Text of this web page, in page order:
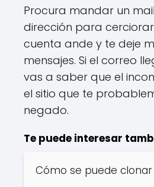
Procura mandar un
dirección para
cuenta ande y te deje
mensajes. Si el correo
vas a saber que el
el sitio que te
negado.
Te puede interesar
Cómo se puede